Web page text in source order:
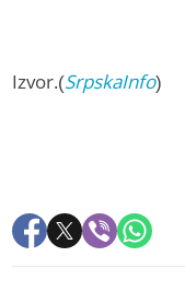
Izvor.(SrpskaInfo)